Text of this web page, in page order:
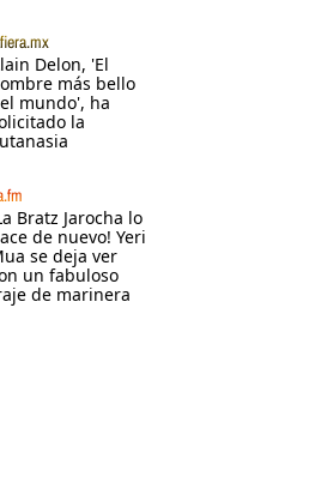
Delon, 'El
más bello
mundo', ha
la
Bratz Jarocha lo
de nuevo! Yeri
se deja ver
un fabuloso
de marinera